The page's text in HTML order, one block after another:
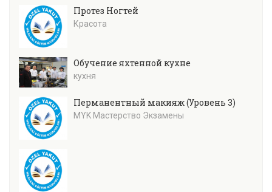
Протез Ногтей
Красота
Обучение яхтенной кухне
кухня
Перманентный макияж (Уровень 3)
MYK Мастерство Экзамены